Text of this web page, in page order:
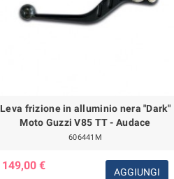
Leva frizione in alluminio nera "Dark"
Moto Guzzi V85 TT - Audace
606441M
149,00 €
AGGIUNGI